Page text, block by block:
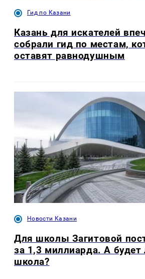
Гид по Казани
Казань для искателей
собрали гид по местам,
оставят равнодушным
Новости Казани
Для школы Загитовой
за 1,3 миллиарда. А будет
школа?